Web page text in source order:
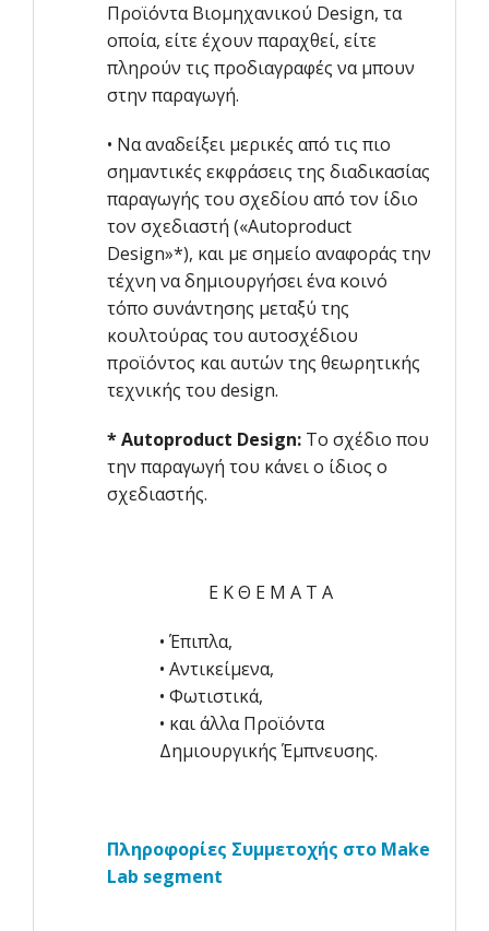
Προϊόντα Βιομηχανικού Design, τα
οποία, είτε έχουν παραχθεί, είτε
πληρούν τις προδιαγραφές να μπουν
στην παραγωγή.
• Να αναδείξει μερικές από τις πιο
σημαντικές εκφράσεις της διαδικασίας
παραγωγής του σχεδίου από τον ίδιο
τον σχεδιαστή («Autoproduct
Design»*), και με σημείο αναφοράς την
τέχνη να δημιουργήσει ένα κοινό
τόπο συνάντησης μεταξύ της
κουλτούρας του αυτοσχέδιου
προϊόντος και αυτών της θεωρητικής
τεχνικής του design.
* Autoproduct Design: Το σχέδιο που
την παραγωγή του κάνει ο ίδιος ο
σχεδιαστής.
Ε Κ Θ Ε Μ Α Τ Α
• Έπιπλα,
• Αντικείμενα,
• Φωτιστικά,
• και άλλα Προϊόντα
Δημιουργικής Έμπνευσης.
Πληροφορίες Συμμετοχής στο Make
Lab segment